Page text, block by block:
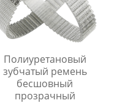
Полиуретановый
зубчатый ремень
бесшовный
прозрачный